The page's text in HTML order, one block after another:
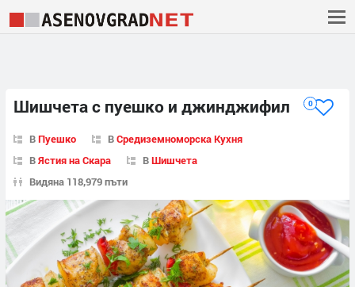
Шишчета с пуешко и джинджифил 0
ВПуешко ВСредиземноморска Кухня
ВЯстия на Скара ВШишчета
Видяна 118,979 пъти